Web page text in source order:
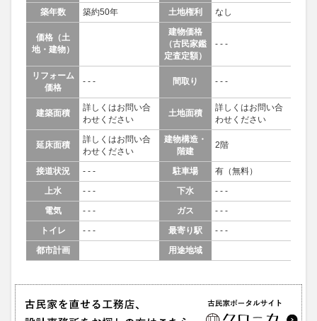
築年数
築約50年 土地権利 なし
価格（土
地・建物）
建物価格
（古民家鑑
定査定額）
- - -
リフォーム
価格
- - - 間取り - - -
建築面積
詳しくはお問い合
わせください
土地面積
詳しくはお問い合
わせください
延床面積
詳しくはお問い合
わせください
建物構造・
階建
2階
接道状況 - - - 駐車場
有（無料）
上水
- - - 下水
- - -
電気
- - - ガス
- - -
トイレ
- - - 最寄り駅
- - -
都市計画
用途地域